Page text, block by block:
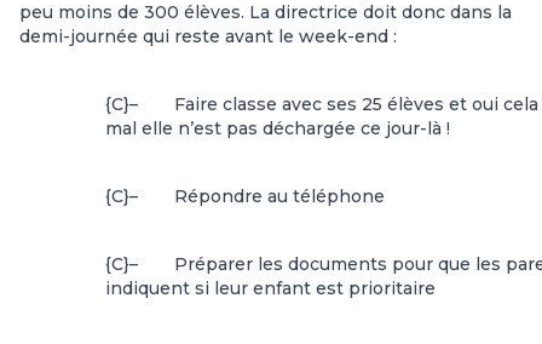
peu moins de 300 élèves. La directrice doit donc dans la
demi-journée qui reste avant le week-end :
{C}–
Faire classe avec ses 25 élèves et oui
mal elle n’est pas déchargée ce jour-là !
{C}– Répondre au téléphone
{C}–
Préparer les documents pour que les
indiquent si leur enfant est prioritaire